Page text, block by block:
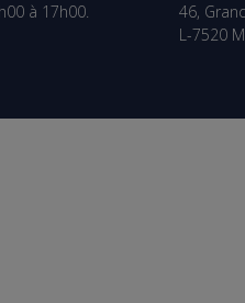
à 17h00.
46,
L-7520